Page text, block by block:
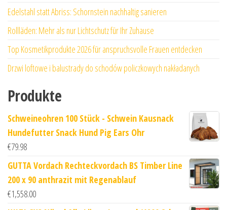
Edelstahl statt Abriss: Schornstein nachhaltig sanieren
Rollläden: Mehr als nur Lichtschutz für Ihr Zuhause
Top Kosmetikprodukte 2026 für anspruchsvolle Frauen entdecken
Drzwi loftowe i balustrady do schodów policzkowych nakładanych
Produkte
Schweineohren 100 Stück - Schwein Kausnack
Hundefutter Snack Hund Pig Ears Ohr
€79.98
GUTTA Vordach Rechteckvordach BS Timber Line
200 x 90 anthrazit mit Regenablauf
€1,558.00